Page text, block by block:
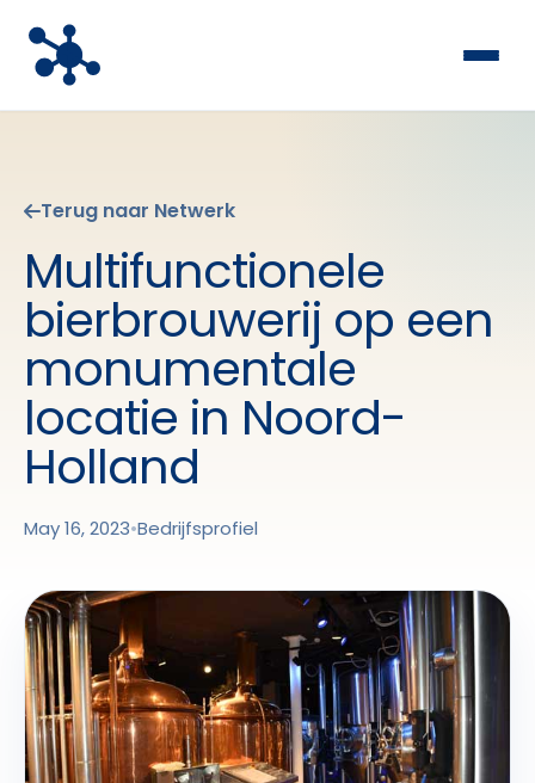
Terug naar Netwerk
Multifunctionele
bierbrouwerij op een
monumentale
locatie in Noord-
Holland
May 16, 2023•Bedrijfsprofiel